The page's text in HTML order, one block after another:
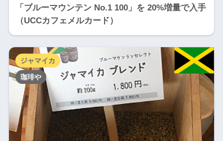
「ブルーマウンテン No.1 100」を 20%増量で入手
（UCCカフェメルカード）
ジャマイカ
珈琲や